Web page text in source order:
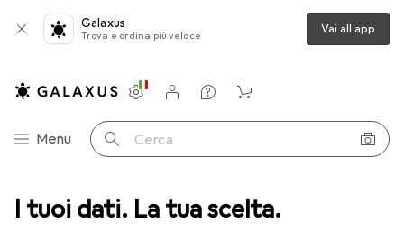
I tuoi dati. La tua scelta.
Galaxus
Trova e ordina più veloce Vai all'app
Categoria Navigazione
Menu Cerca
Impostazioni
Conto cliente
Liste di confronto
Liste dei desideri
Carrello
Lenti a contatto Air Optix HydraGlyde per l'astigmatismo 6